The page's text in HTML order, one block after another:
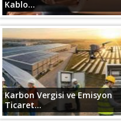
Kablo...
Karbon Vergisi ve Emisyon
Ticaret...